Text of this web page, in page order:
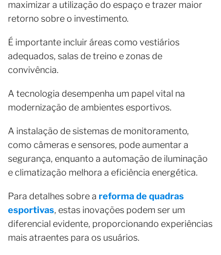
maximizar a utilização do espaço e trazer maior
retorno sobre o investimento.
É importante incluir áreas como vestiários
adequados, salas de treino e zonas de
convivência.
A tecnologia desempenha um papel vital na
modernização de ambientes esportivos.
A instalação de sistemas de monitoramento,
como câmeras e sensores, pode aumentar a
segurança, enquanto a automação de iluminação
e climatização melhora a eficiência energética.
Para detalhes sobre a reforma de quadras
esportivas, estas inovações podem ser um
diferencial evidente, proporcionando experiências
mais atraentes para os usuários.